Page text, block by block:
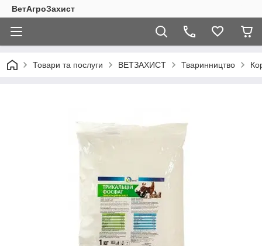
ВетАгроЗахист
Товари та послуги ВЕТЗАХИСТ Тваринництво